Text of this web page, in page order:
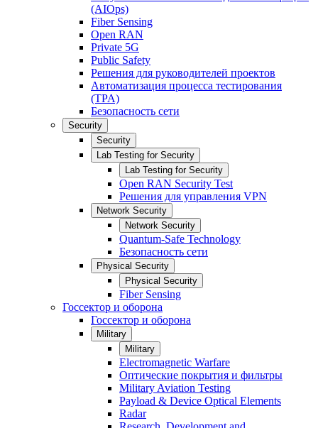
(AIOps)
Fiber Sensing
Open RAN
Private 5G
Public Safety
Решения для руководителей проектов
Автоматизация процесса тестирования
(TPA)
Безопасность сети
Security
Security
Lab Testing for Security
Lab Testing for Security
Open RAN Security Test
Решения для управления VPN
Network Security
Network Security
Quantum-Safe Technology
Безопасность сети
Physical Security
Physical Security
Fiber Sensing
Госсектор и оборона
Госсектор и оборона
Military
Military
Electromagnetic Warfare
Оптические покрытия и фильтры
Military Aviation Testing
Payload & Device Optical Elements
Radar